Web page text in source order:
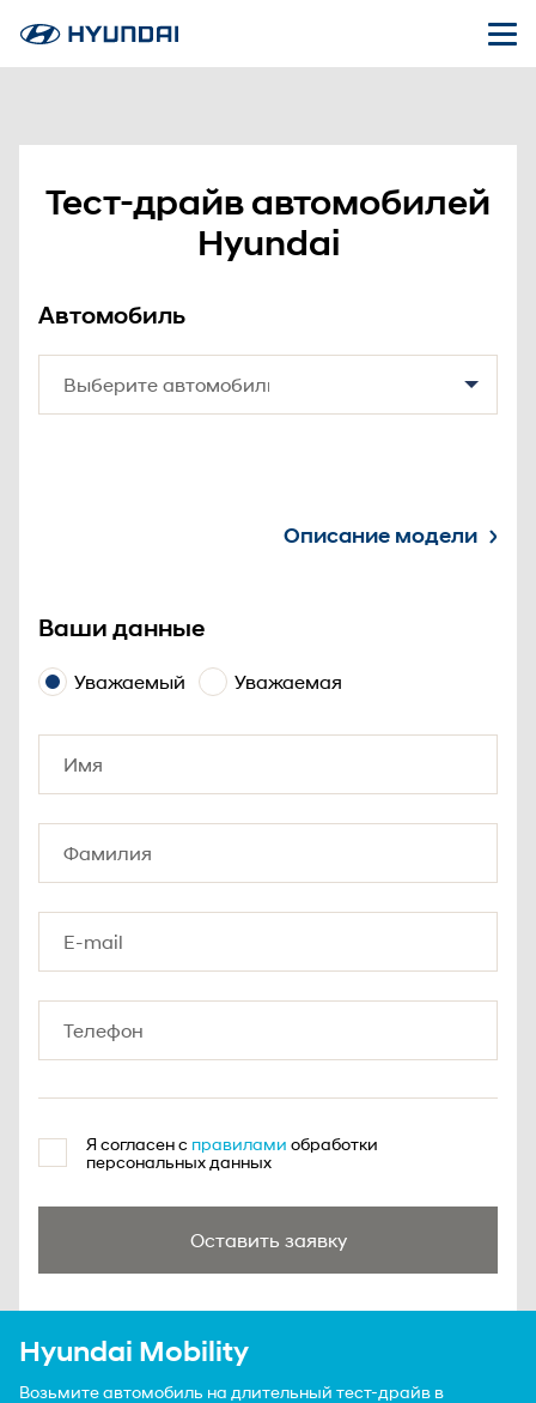
Тест-драйв автомобилей
Hyundai
Автомобиль
Описание модели
Ваши данные
Уважаемый Уважаемая
Я согласен с правилами обработки
персональных данных
Оставить заявку
Hyundai Mobility
Возьмите автомобиль на длительный тест-драйв в